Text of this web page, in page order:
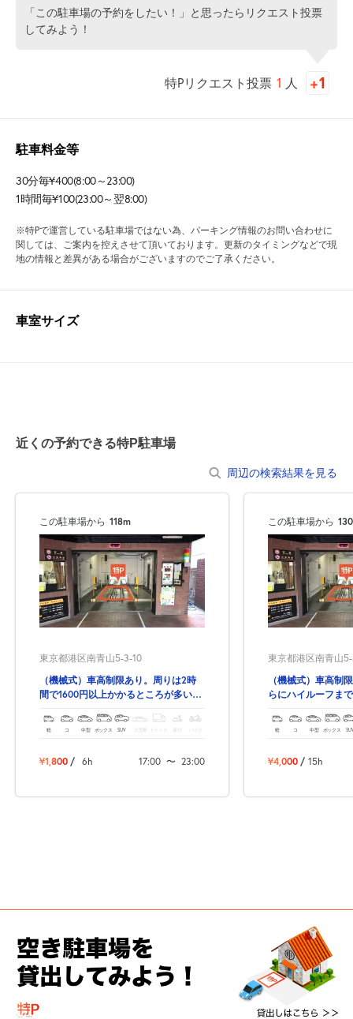
「この駐車場の予約をしたい！」と思ったらリクエスト投票
してみよう！
特Pリクエスト投票 1 人
駐車料金等
30分毎¥400(8:00～23:00)
1時間毎¥100(23:00～翌8:00)
※特Pで運営している駐車場ではない為、パーキング情報のお問い合わせに
関しては、ご案内を控えさせて頂いております。更新のタイミングなどで現
地の情報と差異がある場合がございますのでご了承ください。
車室サイズ
近くの予約できる特P駐車場
周辺の検索結果を見る
この駐車場から 118m
東京都港区南青山5-3-10
（機械式）車高制限あり。周りは2時
間で1600円以上かかるところが多いで
軽 コ 中型 ボックス SUV 大型車 トラック バイク
¥1,800 / 6h 17:00 〜 23:00
この駐車場から
東京都港区南青山
（機械式）車高制
らにハイルーフま
軽 コ 中型 ボックス
¥4,000 / 15h